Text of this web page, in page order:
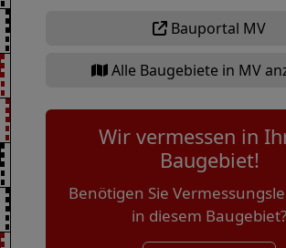
Bauportal MV
Alle Baugebiete in MV
Wir vermessen in
Baugebiet!
Benötigen Sie
in diesem Baugebiet?